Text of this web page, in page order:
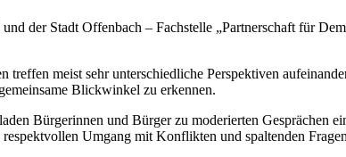
der Stadt Offenbach – Fachstelle „Partnerschaft für
meist sehr unterschiedliche Perspektiven
Blickwinkel zu erkennen.
Bürgerinnen und Bürger zu moderierten Gesprächen
Umgang mit Konflikten und spaltenden